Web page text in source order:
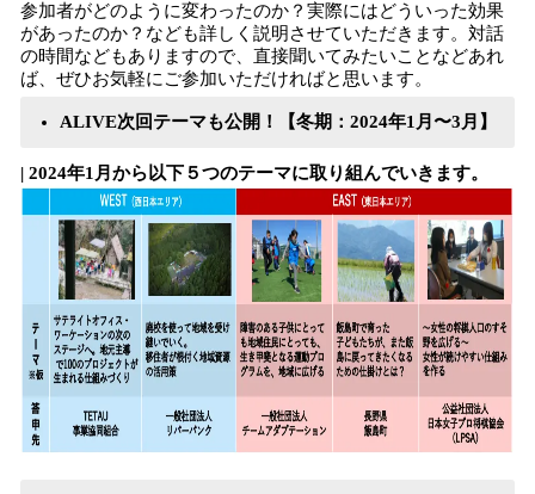
参加者がどのように変わったのか？実際にはどういった効果
があったのか？なども詳しく説明させていただきます。対話
の時間などもありますので、直接聞いてみたいことなどあれ
ば、ぜひお気軽にご参加いただければと思います。
ALIVE次回テーマも公開！【冬期：2024年1月〜3月】
| 2024年1月から以下５つのテーマに取り組んでいきます。